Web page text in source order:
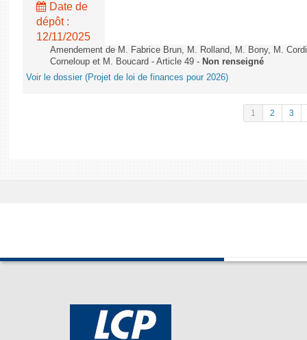
Date de
dépôt :
12/11/2025
Amendement de M. Fabrice Brun, M. Rolland, M. Bony, M.
Corneloup et M. Boucard - Article 49 - Non renseigné
Voir le dossier (Projet de loi de finances pour 2026)
1 2 3